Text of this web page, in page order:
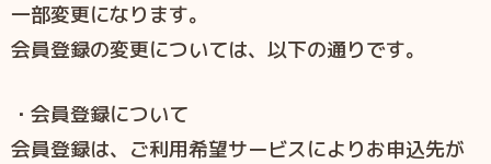
一部変更になります。
会員登録の変更については、以下の通りです。
・会員登録について
会員登録は、ご利用希望サービスによりお申込先が